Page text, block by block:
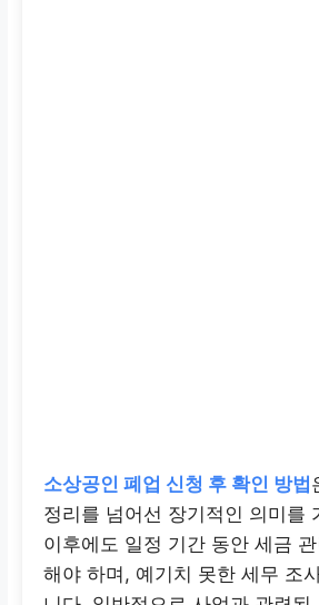
소상공인 폐업 신청 후 확인 방법
정리를 넘어선 장기적인 의미를
이후에도 일정 기간 동안 세금
해야 하며, 예기치 못한 세무 조